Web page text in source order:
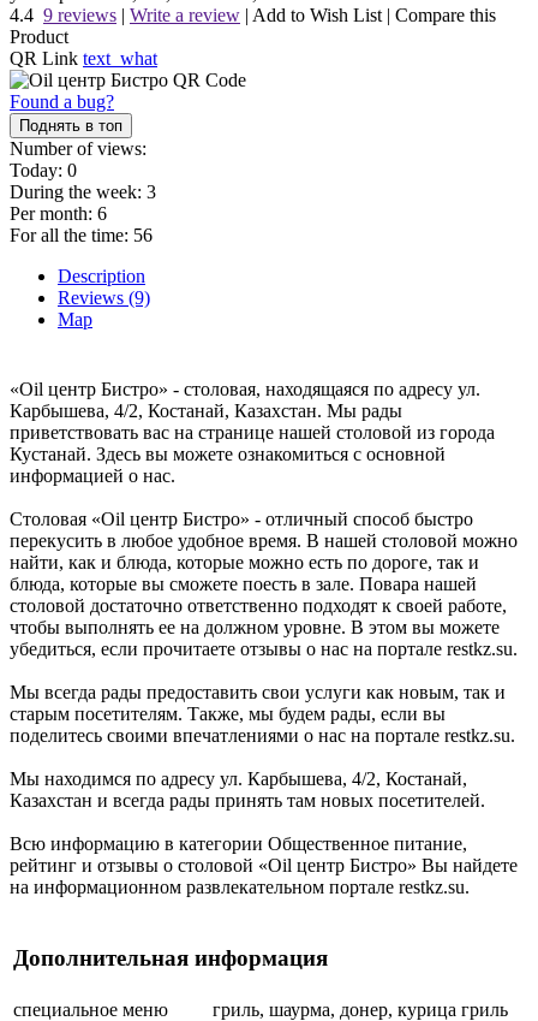
4.4 9 reviews | Write a review | Add to Wish List | Compare this
Product
QR Link text_what
Found a bug?
Поднять в топ
Number of views:
Today: 0
During the week: 3
Per month: 6
For all the time: 56
Description
Reviews (9)
Map
«Oil центр Бистро» - столовая, находящаяся по адресу ул.
Карбышева, 4/2, Костанай, Казахстан. Мы рады
приветствовать вас на странице нашей столовой из города
Кустанай. Здесь вы можете ознакомиться с основной
информацией о нас.
Столовая «Oil центр Бистро» - отличный способ быстро
перекусить в любое удобное время. В нашей столовой можно
найти, как и блюда, которые можно есть по дороге, так и
блюда, которые вы сможете поесть в зале. Повара нашей
столовой достаточно ответственно подходят к своей работе,
чтобы выполнять ее на должном уровне. В этом вы можете
убедиться, если прочитаете отзывы о нас на портале restkz.su.
Мы всегда рады предоставить свои услуги как новым, так и
старым посетителям. Также, мы будем рады, если вы
поделитесь своими впечатлениями о нас на портале restkz.su.
Мы находимся по адресу ул. Карбышева, 4/2, Костанай,
Казахстан и всегда рады принять там новых посетителей.
Всю информацию в категории Общественное питание,
рейтинг и отзывы о столовой «Oil центр Бистро» Вы найдете
на информационном развлекательном портале restkz.su.
Дополнительная информация
специальное меню
гриль, шаурма, донер, курица гриль